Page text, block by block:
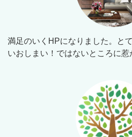
満足のいくHPになりました。と
いおしまい！ではないところに惹